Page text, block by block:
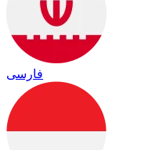
فارسی